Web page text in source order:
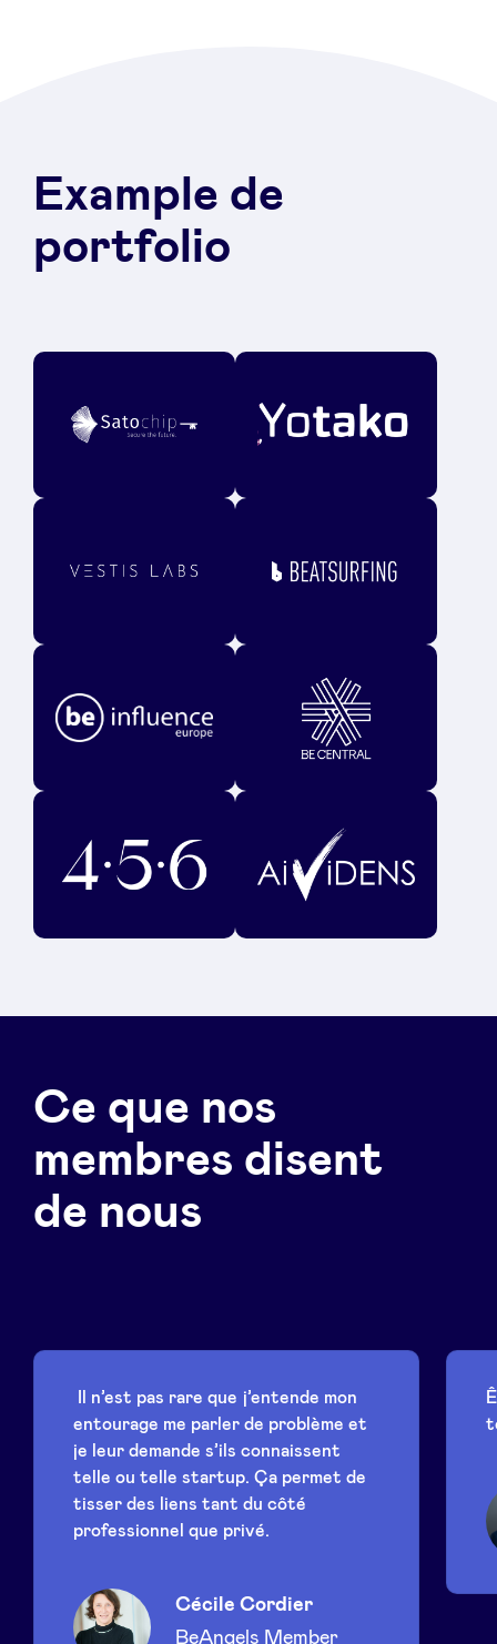
Example de
portfolio
Ce que nos
membres disent
de nous
Il n’est pas rare que j’entende mon
entourage me parler de problème et
je leur demande s’ils connaissent
telle ou telle startup. Ça permet de
tisser des liens tant du côté
professionnel que privé.
Cécile Cordier
BeAngels Member